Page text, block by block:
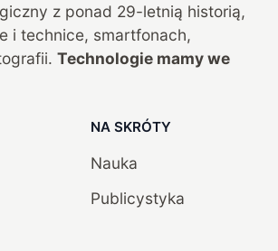
z ponad 29-letnią historią,
i technice, smartfonach,
Technologie mamy we
NA SKRÓTY
Nauka
Publicystyka